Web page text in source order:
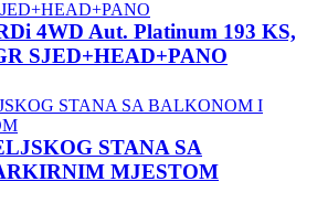
4WD Aut. Platinum 193 KS,
SJED+HEAD+PANO
STANA SA
MJESTOM